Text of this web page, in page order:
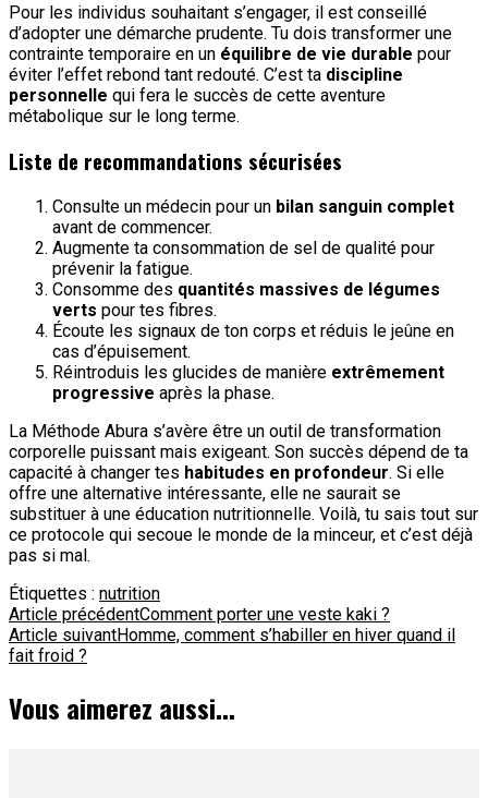
Pour les individus souhaitant s’engager, il est conseillé
d’adopter une démarche prudente. Tu dois transformer une
contrainte temporaire en un équilibre de vie durable pour
éviter l’effet rebond tant redouté. C’est ta discipline
personnelle qui fera le succès de cette aventure
métabolique sur le long terme.
Liste de recommandations sécurisées
Consulte un médecin pour un bilan sanguin complet
avant de commencer.
Augmente ta consommation de sel de qualité pour
prévenir la fatigue.
Consomme des quantités massives de légumes
verts pour tes fibres.
Écoute les signaux de ton corps et réduis le jeûne en
cas d’épuisement.
Réintroduis les glucides de manière extrêmement
progressive après la phase.
La Méthode Abura s’avère être un outil de transformation
corporelle puissant mais exigeant. Son succès dépend de ta
capacité à changer tes habitudes en profondeur. Si elle
offre une alternative intéressante, elle ne saurait se
substituer à une éducation nutritionnelle. Voilà, tu sais tout sur
ce protocole qui secoue le monde de la minceur, et c’est déjà
pas si mal.
Étiquettes : nutrition
Navigation
d'article
Article précédentComment porter une veste kaki ?
Article suivantHomme, comment s’habiller en hiver quand il
fait froid ?
Vous aimerez aussi...